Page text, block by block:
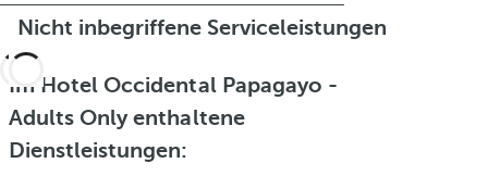
Nicht inbegriffene Serviceleistungen
Im Hotel Occidental Papagayo -
Adults Only enthaltene
Dienstleistungen: